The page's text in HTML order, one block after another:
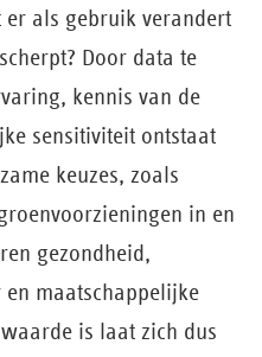
er als gebruik verandert
Door data te
kennis van de
sensitiviteit ontstaat
keuzes, zoals
in en
gezondheid,
en maatschappelijke
is laat zich dus